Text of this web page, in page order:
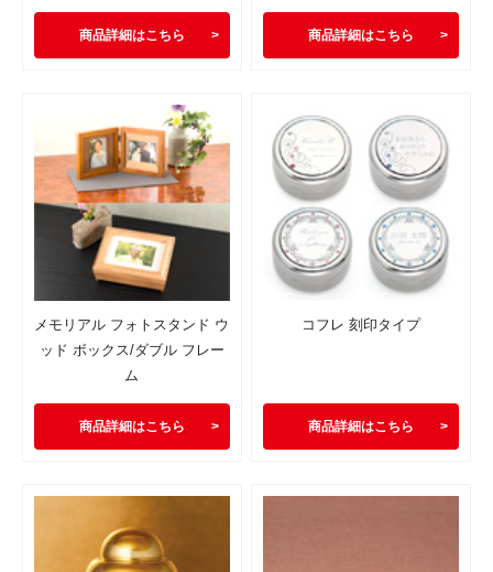
商品詳細はこちら 商品詳細はこちら
メモリアル フォトスタンド ウ
ッド ボックス/ダブル フレー
ム
商品詳細はこちら
コフレ 刻印タイプ
商品詳細はこちら